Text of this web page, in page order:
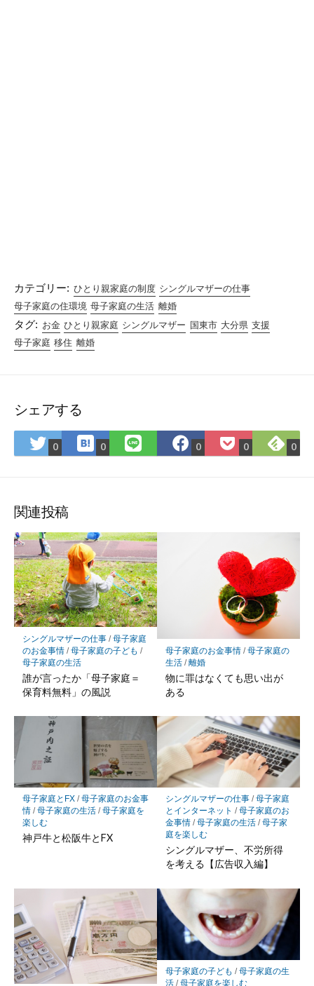
カテゴリー: ひとり親家庭の制度 シングルマザーの仕事
母子家庭の住環境 母子家庭の生活 離婚
タグ: お金 ひとり親家庭 シングルマザー 国東市 大分県 支援
母子家庭 移住 離婚
シェアする
Twitter
で
ア
0
は
て
マ
ー
ク
に
保
存
0
LINE
で
Facebook
で
0
Pocket
に
0
で
0
関連投稿
シングルマザーの仕事/母子家庭
のお金事情/母子家庭の子ども /
母子家庭の生活
誰が言ったか「母子家庭＝
保育料無料」の風説
母子家庭のお金事情/母子家庭の
生活/離婚
物に罪はなくても思い出が
ある
母子家庭とFX/母子家庭のお金事
情/母子家庭の生活/母子家庭を
楽しむ
神戸牛と松阪牛とFX
シングルマザーの仕事/母子家庭
とインターネット /母子家庭のお
金事情/母子家庭の生活/母子家
庭を楽しむ
シングルマザー、不労所得
を考える【広告収入編】
母子家庭の子ども /母子家庭の生
活/母子家庭を楽しむ